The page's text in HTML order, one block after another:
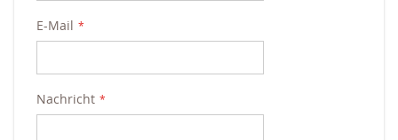
E-Mail
Nachricht